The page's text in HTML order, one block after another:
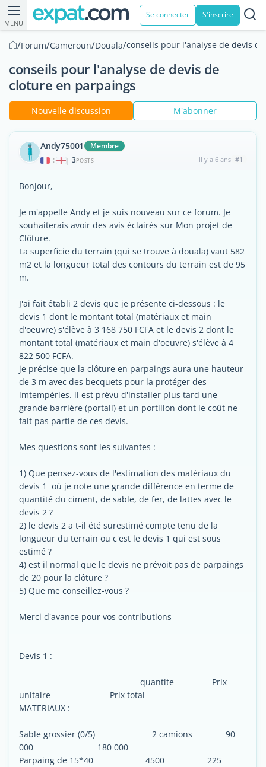
MENU
Se connecter S'inscrire
/Forum/Cameroun/Douala/conseils pour l'analyse de devis
conseils pour l'analyse de devis de
cloture en parpaings
Nouvelle discussion M'abonner
Andy75001 Membre
| 3POSTS il y a 6 ans #1
Bonjour,
Je m'appelle Andy et je suis nouveau sur ce forum. Je
souhaiterais avoir des avis éclairés sur Mon projet de
Clôture.
La superficie du terrain (qui se trouve à douala) vaut 582
m2 et la longueur total des contours du terrain est de 95
m.
J'ai fait établi 2 devis que je présente ci-dessous : le
devis 1 dont le montant total (matériaux et main
d'oeuvre) s'élève à 3 168 750 FCFA et le devis 2 dont le
montant total (matériaux et main d'oeuvre) s'élève à 4
822 500 FCFA.
je précise que la clôture en parpaings aura une hauteur
de 3 m avec des becquets pour la protéger des
imtempéries. il est prévu d'installer plus tard une
grande barrière (portail) et un portillon dont le coût ne
fait pas partie de ces devis.
Mes questions sont les suivantes :
1) Que pensez-vous de l'estimation des matériaux du
devis 1 où je note une grande différence en terme de
quantité du ciment, de sable, de fer, de lattes avec le
devis 2 ?
2) le devis 2 a t-il été surestimé compte tenu de la
longueur du terrain ou c'est le devis 1 qui est sous
estimé ?
4) est il normal que le devis ne prévoit pas de parpaings
de 20 pour la clôture ?
5) Que me conseillez-vous ?
Merci d'avance pour vos contributions
Devis 1 :
quantite Prix
unitaire Prix total
MATERIAUX :
Sable grossier (0/5) 2 camions 90
000 180 000
Parpaing de 15*40 4500 225